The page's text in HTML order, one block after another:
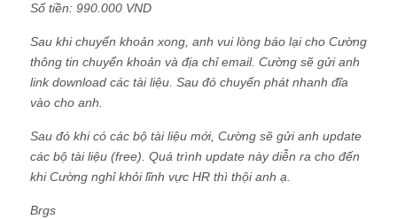
Số tiền: 990.000 VND
Sau khi chuyển khoản xong, anh vui lòng báo lại cho Cường
thông tin chuyển khoản và địa chỉ email. Cường sẽ gửi anh
link download các tài liệu. Sau đó chuyển phát nhanh đĩa
vào cho anh.
Sau đó khi có các bộ tài liệu mới, Cường sẽ gửi anh update
các bộ tài liệu (free). Quá trình update này diễn ra cho đến
khi Cường nghỉ khỏi lĩnh vực HR thì thội anh ạ.
Brgs